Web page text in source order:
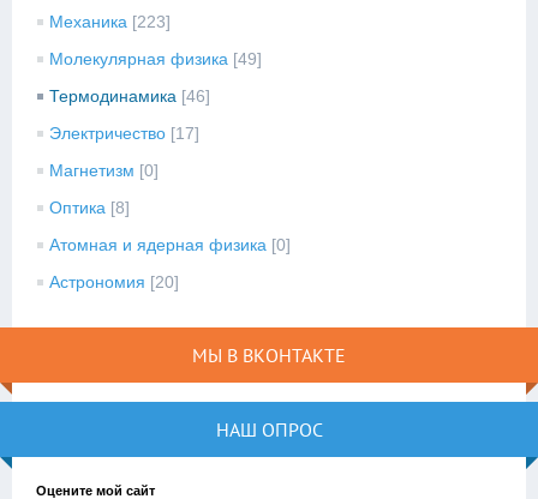
Механика [223]
Молекулярная физика [49]
Термодинамика [46]
Электричество [17]
Магнетизм [0]
Оптика [8]
Атомная и ядерная физика [0]
Астрономия [20]
МЫ В ВКОНТАКТЕ
НАШ ОПРОС
Оцените мой сайт